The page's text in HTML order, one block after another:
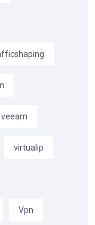
veeam
virtualip
Vpn